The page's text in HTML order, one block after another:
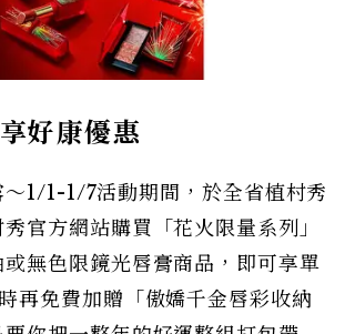
好康優惠
1/1-1/7活動期間，於全省植村秀
官方網站購買「花火限量系列」
無色限鏡光唇膏商品，即可享單
再免費加贈「傲嬌千金唇彩收納